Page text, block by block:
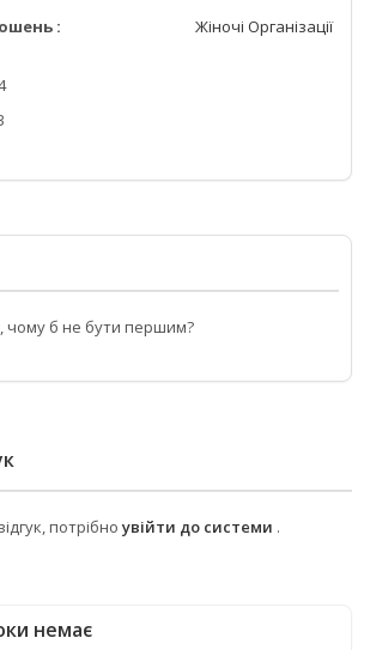
: Жіночі Організації
чому б не бути першим?
потрібно увійти до системи .
немає